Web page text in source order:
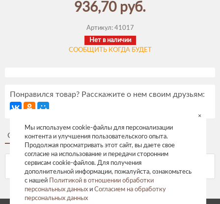
936,70 руб.
Артикул: 41017
Нет в наличии
СООБЩИТЬ КОГДА БУДЕТ
Понравился товар? Расскажите о нем своим друзьям:
Описание Отзывы
Мы используем cookie-файлы для персонализации
контента и улучшения пользовательского опыта.
Продолжая просматривать этот сайт, вы даете свое
согласие на использование и передачи сторонним
сервисам cookie-файлов. Для получения
дополнительной информации, пожалуйста, ознакомьтесь
с нашей
Политикой в отношении обработки
персональных данных и Согласием на обработку
персональных данных
×